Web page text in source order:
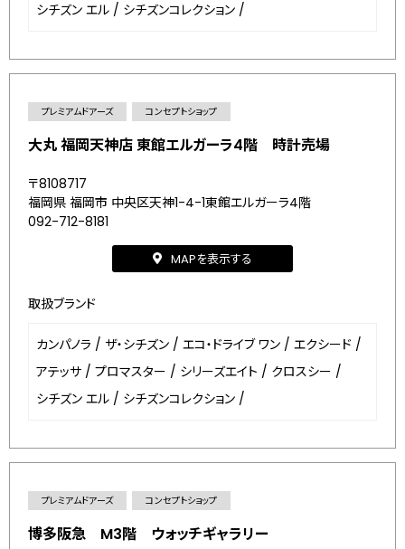
シチズン エル / シチズンコレクション /
プレミアムドアーズ コンセプトショップ
大丸 福岡天神店 東館エルガーラ4階 時計売場
〒8108717
福岡県 福岡市 中央区天神1-4-1東館エルガーラ4階
092-712-8181
MAPを表示する
取扱ブランド
カンパノラ / ザ・シチズン / エコ・ドライブ ワン / エクシード /
アテッサ / プロマスター / シリーズエイト / クロスシー /
シチズン エル / シチズンコレクション /
プレミアムドアーズ コンセプトショップ
博多阪急 M3階 ウォッチギャラリー